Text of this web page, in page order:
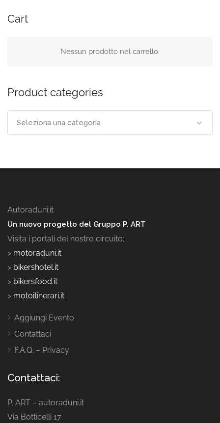
Cart
Nessun prodotto nel carrello.
Product categories
Seleziona una categoria
Autoraduni.it
Un nuovo progetto del Gruppo P. ART
Visita i portali del nostro circuito:
> motoraduni.it
> bikershotel.it
> bikersfood.it
> motoitinerari.it
Aggiungi Evento
Contattaci
F.A.Q. – Privacy
Contattaci:
P. ART – autoraduni.it
Via Botticelli 17